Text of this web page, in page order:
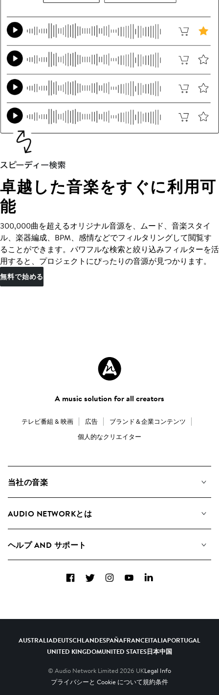
卓越した音楽をすぐに利用可
能
300,000曲を超えるオリジナル音源を、ムード、音楽スタイ
ル、楽器編成、BPM、感情などでフィルタリングして閲覧す
ることができます。パワフルな検索と絞り込みフィルターを活
用すると、プロジェクトにぴったりの音源が見つかります。
無料で始める
A music solution for all creators
テレビ番組 & 映画 広告
ブランド＆企業コンテンツ
個人的なクリエイター
当社の音楽
検索
アルバム
AUDIO NETWORKとは
ヘルプ AND サポート
FacebookTwitterInstagramYouTubeLinkedIn
AUSTRALIADEUTSCHLANDESPAÑAFRANCEITALIAPORTUGAL
UNITED KINGDOMUNITED STATES日本中国
© Audio Network Limited 2026 UKLegal Info
プライバシーと Cookie について規約条件